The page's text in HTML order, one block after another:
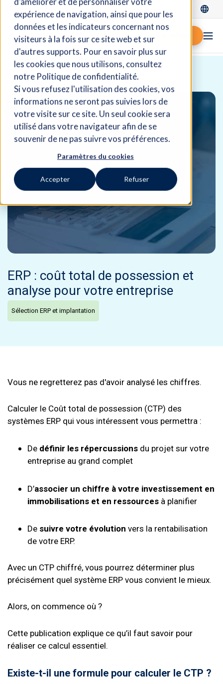
expérience de navigation, ainsi que pour les
données et les indicateurs concernant nos
visiteurs à la fois sur ce site web et sur
d'autres supports. Pour en savoir plus sur
les cookies que nous utilisons, consultez
notre Politique de confidentialité.
Si vous refusez l'utilisation des cookies, vos
informations ne seront pas suivies lors de
votre visite sur ce site. Un seul cookie sera
utilisé dans votre navigateur afin de se
souvenir de ne pas suivre vos préférences.
Paramètres du cookies
Accepter Refuser
Se connecter
Demander une démo
Accueil Ressources Blogue
ERP : coût total de possession et
analyse pour votre entreprise
Sélection ERP et implantation
Vous ne regretterez pas d'avoir analysé les chiffres.
Calculer le Coût total de possession (CTP) des
systèmes ERP qui vous intéressent vous permettra :
De définir les répercussions du projet sur votre
entreprise au grand complet
D’associer un chiffre à votre investissement en
immobilisations et en ressources à planifier
De suivre votre évolution vers la rentabilisation
de votre ERP.
Avec un CTP chiffré, vous pourrez déterminer plus
précisément quel système ERP vous convient le mieux.
Alors, on commence où ?
Cette publication explique ce qu’il faut savoir pour
réaliser ce calcul essentiel.
Existe-t-il une formule pour calculer le CTP ?